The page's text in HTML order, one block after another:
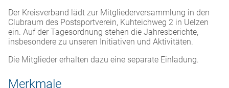
Der Kreisverband lädt zur Mitgliederversammlung in den
Clubraum des Postsportverein, Kuhteichweg 2 in Uelzen
ein. Auf der Tagesordnung stehen die Jahresberichte,
insbesondere zu unseren Initiativen und Aktivitäten.
Die Mitglieder erhalten dazu eine separate Einladung.
Merkmale